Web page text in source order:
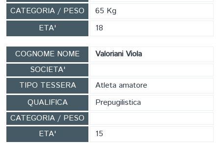
CATEGORIA / PESO
65 Kg
ETA'
18
COGNOME NOME
Valoriani Viola
SOCIETA'
TIPO TESSERA
Atleta amatore
QUALIFICA
Prepugilistica
CATEGORIA / PESO
ETA'
15